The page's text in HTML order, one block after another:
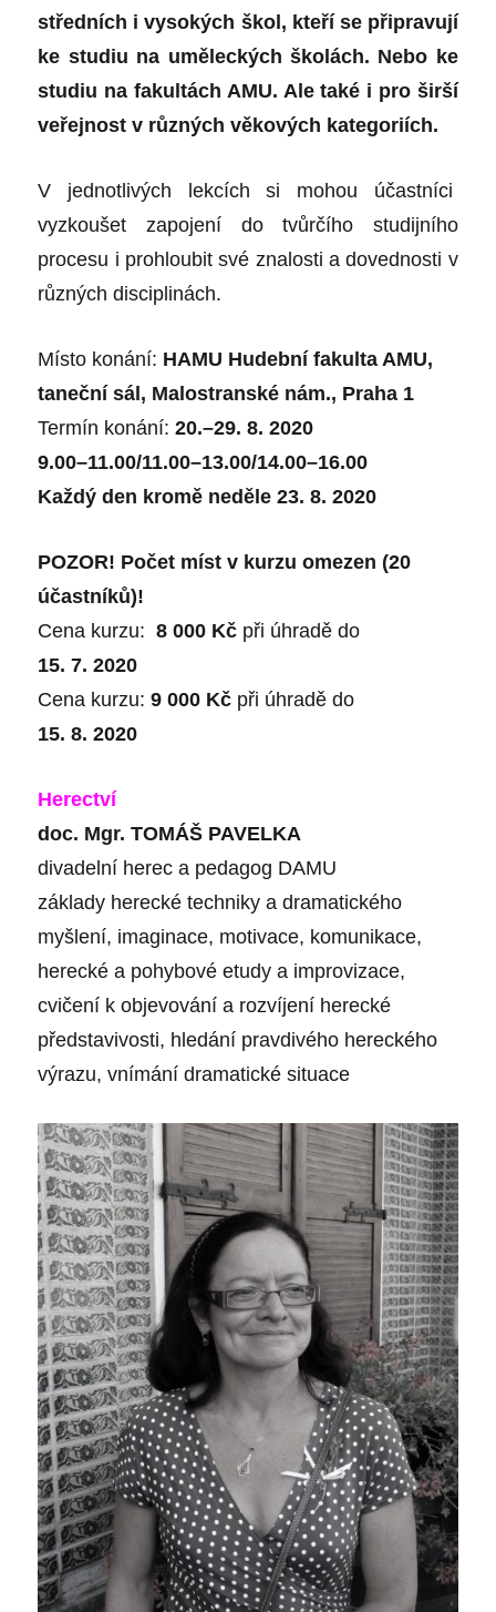
středních i vysokých škol, kteří se připravují
ke studiu na uměleckých školách. Nebo ke
studiu na fakultách AMU. Ale také i pro širší
veřejnost v různých věkových kategoriích.
V jednotlivých lekcích si mohou účastníci
vyzkoušet zapojení do tvůrčího studijního
procesu i prohloubit své znalosti a dovednosti v
různých disciplinách.
Místo konání: HAMU Hudební fakulta AMU,
taneční sál, Malostranské nám., Praha 1
Termín konání:20.–29. 8. 2020
9.00–11.00/11.00–13.00/14.00–16.00
Každý den kromě neděle 23. 8. 2020
POZOR! Počet míst v kurzu omezen (20
účastníků)!
Cena kurzu: 8 000 Kč při úhradě do
15. 7. 2020
Cena kurzu:9 000 Kč při úhradě do
15. 8. 2020
Herectví
doc. Mgr. TOMÁŠ PAVELKA
divadelní herec a pedagog DAMU
základy herecké techniky a dramatického
myšlení, imaginace, motivace, komunikace,
herecké a pohybové etudy a improvizace,
cvičení k objevování a rozvíjení herecké
představivosti, hledání pravdivého hereckého
výrazu, vnímání dramatické situace